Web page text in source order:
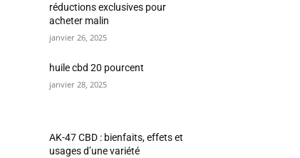
réductions exclusives pour
acheter malin
janvier 26, 2025
huile cbd 20 pourcent
janvier 28, 2025
AK-47 CBD : bienfaits, effets et
usages d’une variété